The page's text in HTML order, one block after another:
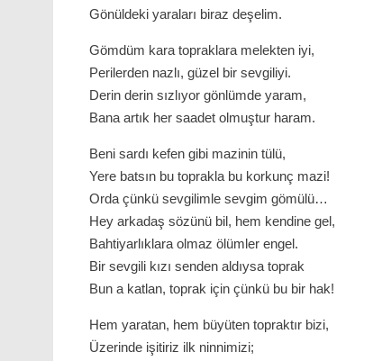
Gönüldeki yaraları biraz deşelim.
Gömdüm kara topraklara melekten iyi,
Perilerden nazlı, güzel bir sevgiliyi.
Derin derin sızlıyor gönlümde yaram,
Bana artık her saadet olmuştur haram.
Beni sardı kefen gibi mazinin tülü,
Yere batsın bu toprakla bu korkunç mazi!
Orda çünkü sevgilimle sevgim gömülü…
Hey arkadaş sözünü bil, hem kendine gel,
Bahtiyarlıklara olmaz ölümler engel.
Bir sevgili kızı senden aldıysa toprak
Bun a katlan, toprak için çünkü bu bir hak!
Hem yaratan, hem büyüten topraktır bizi,
Üzerinde işitiriz ilk ninnimizi;